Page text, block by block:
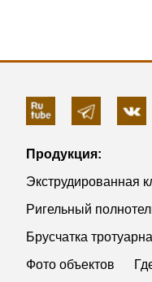
Продукция:
Экструдированная
Ригельный
Брусчатка
Фото объектов